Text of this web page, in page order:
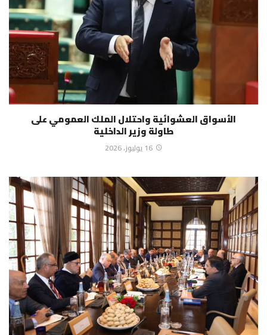
الأسواق العشوائية واحتلال الملك العمومي على
طاولة وزير الداخلية
16 يوليوز، 2026